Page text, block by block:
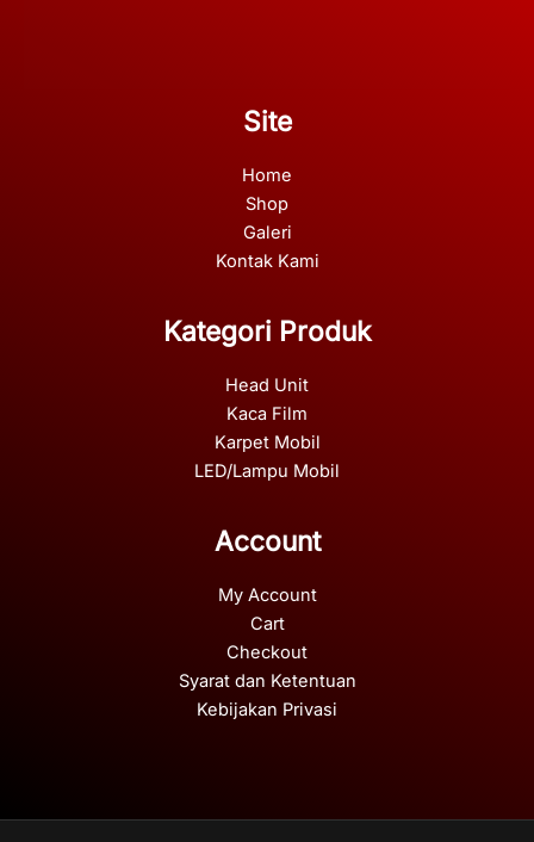
Site
Home
Shop
Galeri
Kontak Kami
Kategori Produk
Head Unit
Kaca Film
Karpet Mobil
LED/Lampu Mobil
Account
My Account
Cart
Checkout
Syarat dan Ketentuan
Kebijakan Privasi